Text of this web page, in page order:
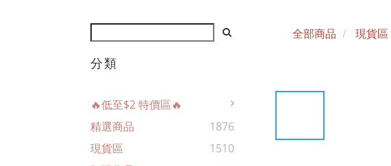
分類
🔥低至$2 特價區🔥
精選商品
1876
現貨區
1510
全部商品 現貨區